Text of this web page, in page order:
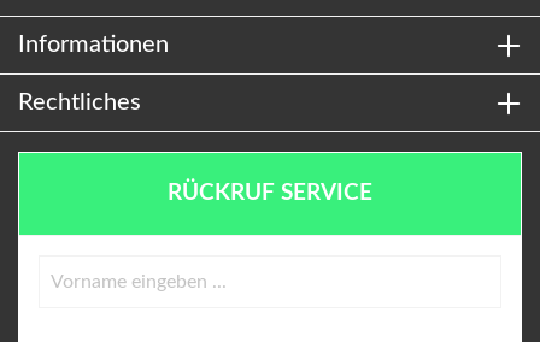
Informationen
Rechtliches
RÜCKRUF SERVICE